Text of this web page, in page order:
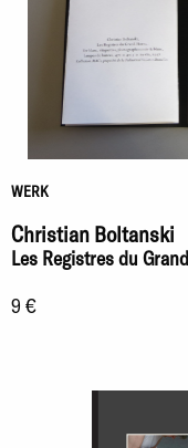
WERK
Christian Boltanski
Les Registres du
9 €